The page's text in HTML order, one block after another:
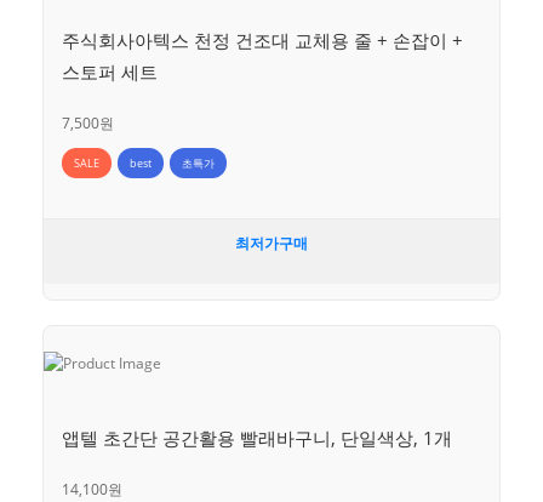
주식회사아텍스 천정 건조대 교체용 줄 + 손잡이 +
스토퍼 세트
7,500원
SALE best 초특가
최저가구매
앱텔 초간단 공간활용 빨래바구니, 단일색상, 1개
14,100원